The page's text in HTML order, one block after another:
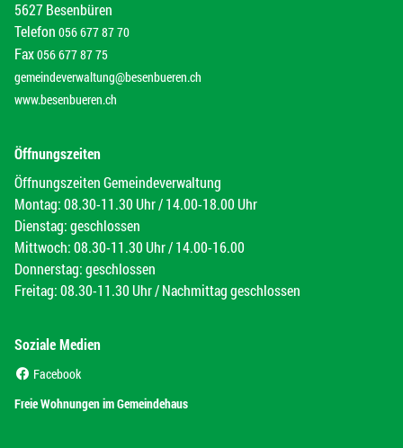
5627 Besenbüren
Telefon 056 677 87 70
Fax056 677 87 75
gemeindeverwaltung@besenbueren.ch
www.besenbueren.ch
Öffnungszeiten
Öffnungszeiten Gemeindeverwaltung
Montag: 08.30-11.30 Uhr / 14.00-18.00 Uhr
Dienstag: geschlossen
Mittwoch: 08.30-11.30 Uhr / 14.00-16.00
Donnerstag: geschlossen
Freitag: 08.30-11.30 Uhr / Nachmittag geschlossen
Soziale Medien
Facebook
Freie Wohnungen im Gemeindehaus